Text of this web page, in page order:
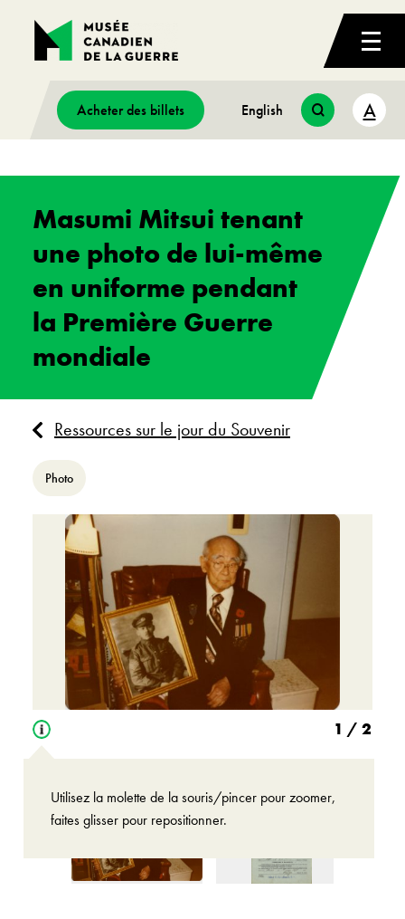
Acheter des billets English A
Masumi Mitsui tenant
une photo de lui-même
en uniforme pendant
la Première Guerre
mondiale
Ressources sur le jour du Souvenir
Photo
1 / 2
Open
tooltip
Utilisez la molette de la souris/pincer pour zoomer,
faites glisser pour repositionner.